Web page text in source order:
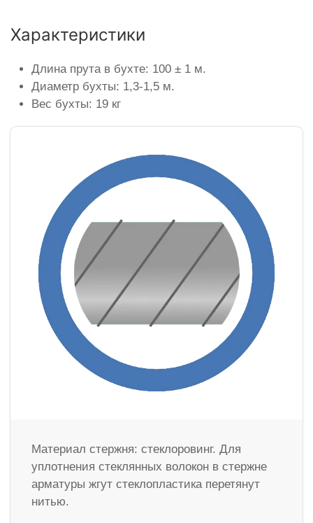
Характеристики
Длина прута в бухте: 100 ± 1 м.
Диаметр бухты: 1,3-1,5 м.
Вес бухты: 19 кг
Материал стержня: стеклоровинг. Для
уплотнения стеклянных волокон в стержне
арматуры жгут стеклопластика перетянут
нитью.